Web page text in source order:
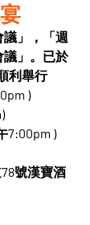
」，「週
議」。已於
利舉行
)
7:00pm )
號漢寶酒